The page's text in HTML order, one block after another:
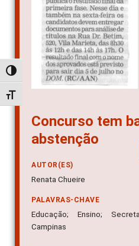
Alternar alto contraste
Alternar tamanho da fonte
Concurso tem
abstenção
AUTOR(ES)
Renata Chueire
PALAVRAS-CHAVE
Educação; Ensino;
Campinas